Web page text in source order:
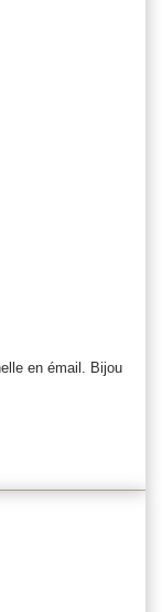
en émail. Bijou